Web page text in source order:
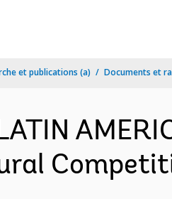
et publications (a) Documents et